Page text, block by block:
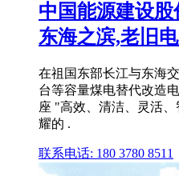
中国能源建设
东海之滨,老旧
在祖国东部长江与东海
台等容量煤电替代改造
座 "高效、清洁、灵活
耀的 .
联系电话: 180 3780 8511